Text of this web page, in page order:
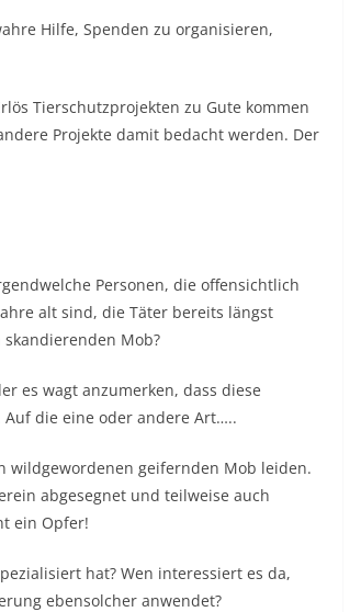
Hilfe, Spenden zu organisieren,
Tierschutzprojekten zu Gute kommen
Projekte damit bedacht werden. Der
Personen, die offensichtlich
alt sind, die Täter bereits längst
Mob?
es wagt anzumerken, dass diese
die eine oder andere Art…..
wildgewordenen geifernden Mob leiden.
abgesegnet und teilweise auch
ein Opfer!
hat? Wen interessiert es da,
ebensolcher anwendet?